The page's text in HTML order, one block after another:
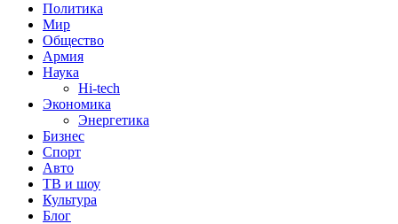
Политика
Мир
Общество
Армия
Наука
Hi-tech
Экономика
Энергетика
Бизнес
Спорт
Авто
ТВ и шоу
Культура
Блог